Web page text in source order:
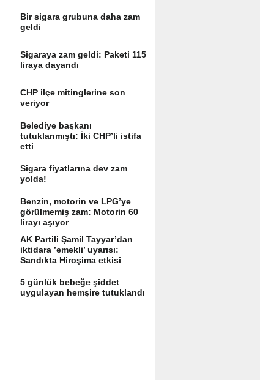
Bir sigara grubuna daha zam
geldi
Sigaraya zam geldi: Paketi 115
liraya dayandı
CHP ilçe mitinglerine son
veriyor
Belediye başkanı
tutuklanmıştı: İki CHP’li istifa
etti
Sigara fiyatlarına dev zam
yolda!
Benzin, motorin ve LPG’ye
görülmemiş zam: Motorin 60
lirayı aşıyor
AK Partili Şamil Tayyar’dan
iktidara ’emekli’ uyarısı:
Sandıkta Hiroşima etkisi
5 günlük bebeğe şiddet
uygulayan hemşire tutuklandı